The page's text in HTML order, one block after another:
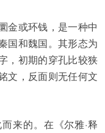
金或环钱，是一种中
国和魏国。其形态为
，初期的穿孔比较狭
文，反面则无任何文
来的。在《尔雅·释